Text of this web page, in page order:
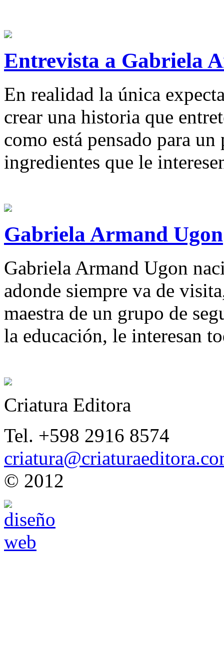
Entrevista a Gabriela
En realidad la única
crear una historia que
como está pensado para
ingredientes que le
Gabriela Armand Ugon
Gabriela Armand Ugon
adonde siempre va de
maestra de un grupo de
la educación, le interesan
Criatura Editora
Tel. +598 2916 8574
© 2012